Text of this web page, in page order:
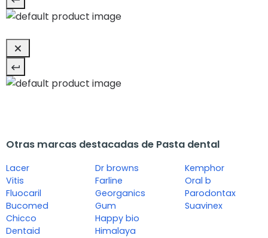
Otras marcas destacadas de Pasta dental
Lacer
Vitis
Fluocaril
Bucomed
Chicco
Dentaid
Dr browns
Farline
Georganics
Gum
Happy bio
Himalaya
Kemphor
Oral b
Parodontax
Suavinex